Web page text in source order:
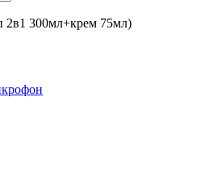
300мл+крем 75мл)